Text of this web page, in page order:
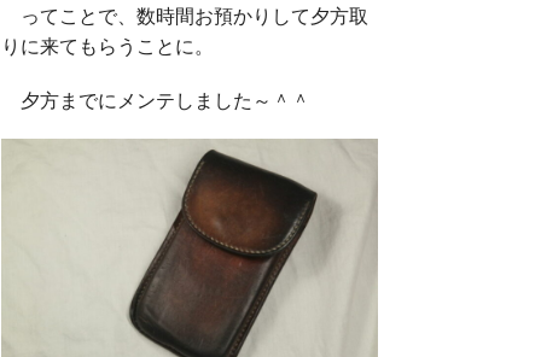
ってことで、数時間お預かりして夕方取
りに来てもらうことに。
夕方までにメンテしました～＾＾